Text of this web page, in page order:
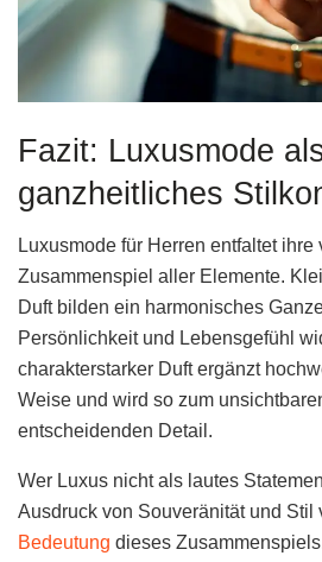
Fazit: Luxusmode
ganzheitliches
Luxusmode für Herren entfaltet
Zusammenspiel aller Elemente.
Duft bilden ein harmonisches
Persönlichkeit und Lebensgefühl
charakterstarker Duft ergänzt
Weise und wird so zum
entscheidenden Detail.
Wer Luxus nicht als lautes
Ausdruck von Souveränität und Stil
Bedeutung dieses